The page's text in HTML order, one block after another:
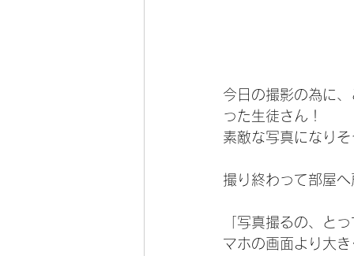
今日の撮影の為に
った生徒さん！
素敵な写真になりそ
撮り終わって部屋
「写真撮るの、と
マホの画面より大